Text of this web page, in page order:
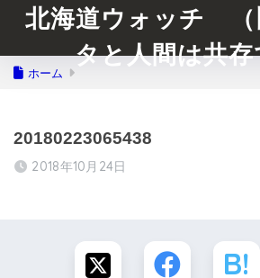
北海道ウォッチ （
タと人間は共
ホーム
20180223065438
2018年10月24日